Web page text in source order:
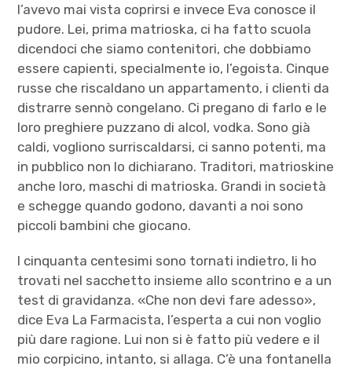
l’avevo mai vista coprirsi e invece Eva conosce il
pudore. Lei, prima matrioska, ci ha fatto scuola
dicendoci che siamo contenitori, che dobbiamo
essere capienti, specialmente io, l’egoista. Cinque
russe che riscaldano un appartamento, i clienti da
distrarre sennò congelano. Ci pregano di farlo e le
loro preghiere puzzano di alcol, vodka. Sono già
caldi, vogliono surriscaldarsi, ci sanno potenti, ma
in pubblico non lo dichiarano. Traditori, matrioskine
anche loro, maschi di matrioska. Grandi in società
e schegge quando godono, davanti a noi sono
piccoli bambini che giocano.
I cinquanta centesimi sono tornati indietro, li ho
trovati nel sacchetto insieme allo scontrino e a un
test di gravidanza. «Che non devi fare adesso»,
dice Eva La Farmacista, l’esperta a cui non voglio
più dare ragione. Lui non si è fatto più vedere e il
mio corpicino, intanto, si allaga. C’è una fontanella